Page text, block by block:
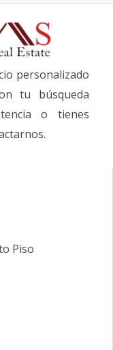
personalizado
tu búsqueda
o tienes
Piso